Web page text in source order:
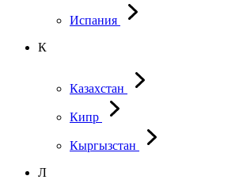
Испания
К
Казахстан
Кипр
Кыргызстан
Л